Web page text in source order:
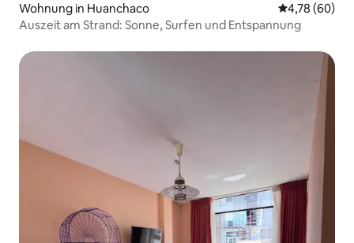
Wohnung in Huanchaco
4,78 (60)
Auszeit am Strand: Sonne, Surfen und Entspannung